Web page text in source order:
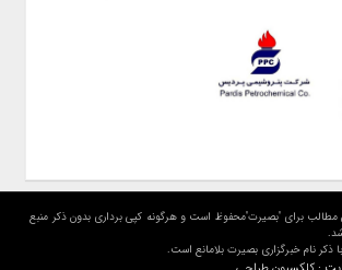
برای "بصیرت"محفوظ است و هرگونه کپی برداری بدون ذکر منبع
ذکر نام خبرگزاری بصیرت بلامانع است.